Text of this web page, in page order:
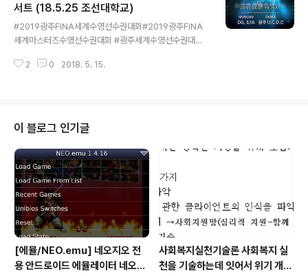
끝나고 이제 뜨거운 여름이 왔습니다여름하면 더위!! 더위
하면 역시 수영입니다수영은 세계적인 스포츠이며 세계인
들에게 많은 사랑을 받고 있는데요 아시아문화중심도시 광
세계수영선수권대회가 열립니다!! 이미치 출처 : 2019광
서트 (18.5.25 조선대학교)
#2019광주FINA세계수영선수권대회#2019광주FINA
세계마스터즈수영선수권대회 #광주세계수영선수권대회
EDM콘서트 인류 평화의 물결속에서 미래의 꿈을 향해 힘
무료관람 이미지 출처 : 2019광주세계수영선수권대회 조
직위원회 유투브 2019광주세계수영선수권대회 개최를 앞
두고문화올림픽에 이어 광주에서 세계수영 문화행사가 본
격적으로 시작됩니다 이미지 출처 : 2019광주세계수영선
수권대회 조직위원회 유투브 2019년 7월 12일 부터 8월
18일까지 총31일간 대한민국 광주에서 201..
2 0 2018. 5. 15.
이 블로그 인기글
[에뮬/NEO.emu] 네오지오 전
용 안드로이드 에뮬레이터 네오지
사회복지실천기술론 사회복지 실
천을 기술하는데 잇어서 위기 개입